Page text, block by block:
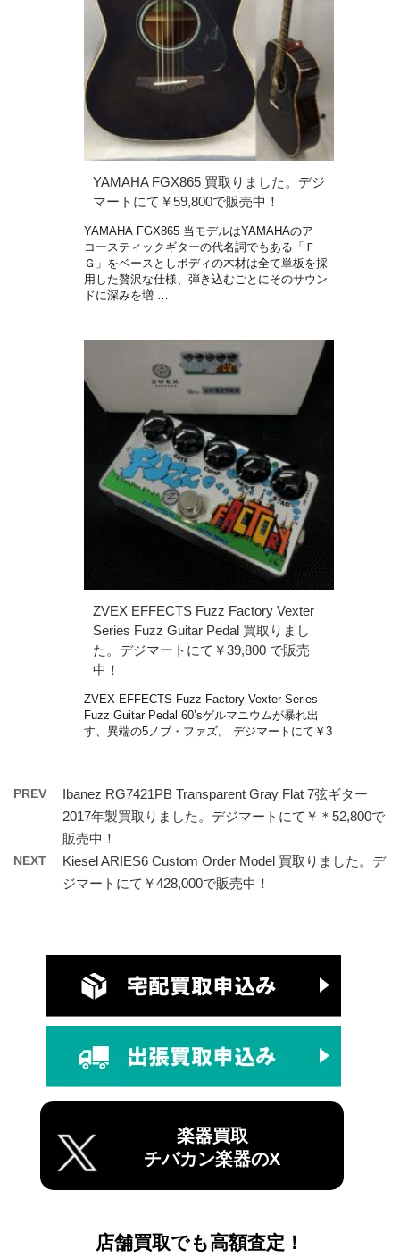
YAMAHA FGX865 買取りました。デジ
マートにて￥59,800で販売中！
YAMAHA FGX865 当モデルはYAMAHAのア
コースティックギターの代名詞でもある「Ｆ
Ｇ」をベースとしボディの木材は全て単板を採
用した贅沢な仕様、弾き込むごとにそのサウン
ドに深みを増 …
ZVEX EFFECTS Fuzz Factory Vexter
Series Fuzz Guitar Pedal 買取りまし
た。デジマートにて￥39,800 で販売
中！
ZVEX EFFECTS Fuzz Factory Vexter Series
Fuzz Guitar Pedal 60’sゲルマニウムが暴れ出
す、異端の5ノブ・ファズ。 デジマートにて￥3
PREV
Ibanez RG7421PB Transparent Gray Flat 7弦ギター
2017年製買取りました。デジマートにて￥＊52,800で
販売中！
NEXT
Kiesel ARIES6 Custom Order Model 買取りました。デ
ジマートにて￥428,000で販売中！
楽器買取
チバカン楽器のX
店舗買取でも高額査定！